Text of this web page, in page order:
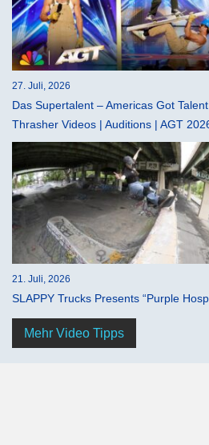
27. Juli, 2026
Das Supertalent – Americas Got
Thrasher Videos | Auditions | AGT
21. Juli, 2026
SLAPPY Trucks Presents “Purple
Mehr Video Tipps